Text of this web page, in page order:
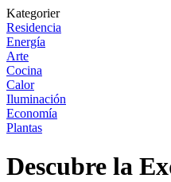
Kategorier
Residencia
Energía
Arte
Cocina
Calor
Iluminación
Economía
Plantas
Descubre la